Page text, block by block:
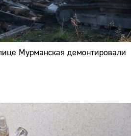
Мурманская демонтировали